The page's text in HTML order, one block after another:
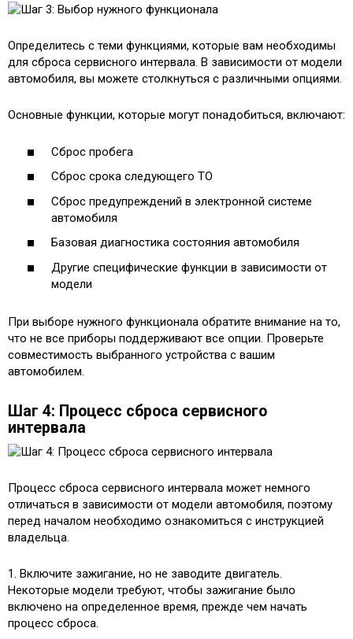
Определитесь с теми функциями, которые вам необходимы
для сброса сервисного интервала. В зависимости от модели
автомобиля, вы можете столкнуться с различными опциями.
Основные функции, которые могут понадобиться, включают:
Сброс пробега
Сброс срока следующего ТО
Сброс предупреждений в электронной системе
автомобиля
Базовая диагностика состояния автомобиля
Другие специфические функции в зависимости от
модели
При выборе нужного функционала обратите внимание на то,
что не все приборы поддерживают все опции. Проверьте
совместимость выбранного устройства с вашим
автомобилем.
Шаг 4: Процесс сброса сервисного
интервала
Процесс сброса сервисного интервала может немного
отличаться в зависимости от модели автомобиля, поэтому
перед началом необходимо ознакомиться с инструкцией
владельца.
1. Включите зажигание, но не заводите двигатель.
Некоторые модели требуют, чтобы зажигание было
включено на определенное время, прежде чем начать
процесс сброса.